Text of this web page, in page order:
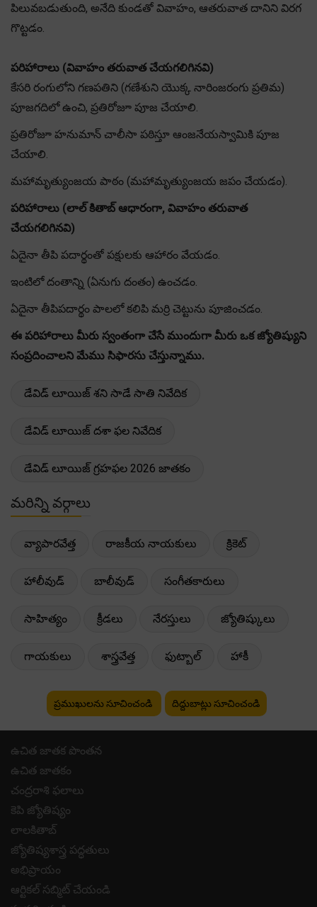
పిలువబడుతుంది, అనేది కుండతో వివాహం, ఆతరువాత దానిని విరగ
గొట్టడం.
పరిహారాలు (వివాహం తరువాత చేయగలిగినవి)
కేసరి రంగులోని గణపతిని (గణేశుని యొక్క నారింజరంగు ప్రతిమ)
పూజగదిలో ఉంచి, ప్రతిరోజూ పూజ చేయాలి.
ప్రతిరోజూ హనుమాన్ చాలీసా పఠిస్తూ ఆంజనేయస్వామికి పూజ
చేయాలి.
మహామృత్యుంజయ పాఠం (మహామృత్యుంజయ జపం చేయడం).
పరిహారాలు (లాల్ కితాబ్ ఆధారంగా, వివాహం తరువాత
చేయగలిగినవి)
ఏదైనా తీపి పదార్థంతో పక్షులకు ఆహారం వేయడం.
ఇంటిలో దంతాన్ని (ఏనుగు దంతం) ఉంచడం.
ఏదైనా తీపిపదార్థం పాలలో కలిపి మర్రి చెట్టును పూజించడం.
ఈ పరిహారాలు మీరు స్వంతంగా చేసే ముందుగా మీరు ఒక జ్యోతిష్యుని
సంప్రదించాలని మేము సిఫారసు చేస్తున్నాము.
డేవిడ్ లూయిజ్ శని సాడే సాతి నివేదిక
డేవిడ్ లూయిజ్ దశా ఫల నివేదిక
డేవిడ్ లూయిజ్ గ్రహఫల 2026 జాతకం
మరిన్ని వర్గాలు
వ్యాపారవేత్త రాజకీయ నాయకులు క్రికెట్
హాలీవుడ్ బాలీవుడ్ సంగీతకారులు
సాహిత్యం క్రీడలు నేరస్తులు జ్యోతిష్కులు
గాయకులు శాస్త్రవేత్త ఫుట్బాల్ హాకీ
ప్రముఖులను సూచించండి దిద్దుబాట్లు సూచించండి
ఉచిత జాతక పొంతన
ఉచిత జాతకం
చంద్రరాశి ఫలాలు
కెపి జ్యోతిష్యం
లాలకితాబ్
జ్యోతిష్యశాస్త్ర పద్ధతులు
అభిప్రాయం
ఆర్టికల్ సబ్మిట్ చేయండి